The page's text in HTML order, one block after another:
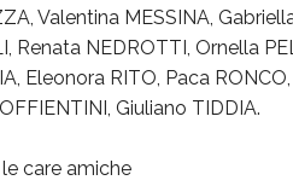
Valentina MESSINA,
Renata NEDROTTI, Ornella
Eleonora RITO, Paca
Giuliano TIDDIA.
care amiche